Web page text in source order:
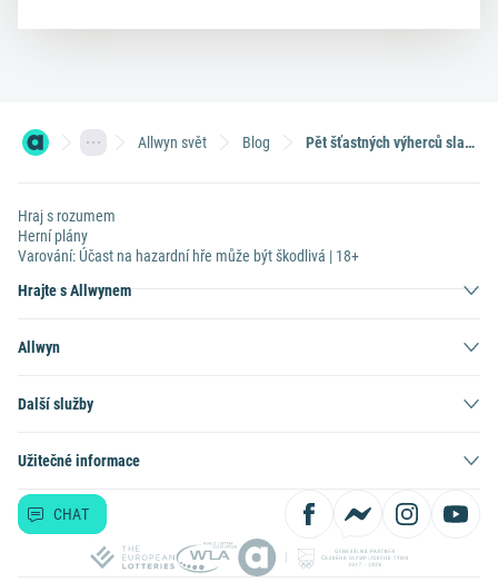
Allwyn svět Blog Pět šťastných výherců slaví! Sazka Klub rozdává radost i v roce 2025
Hraj s rozumem
Herní plány
Varování: Účast na hazardní hře může být škodlivá | 18+
Hrajte s Allwynem
Allwyn
Další služby
Užitečné informace
CHAT